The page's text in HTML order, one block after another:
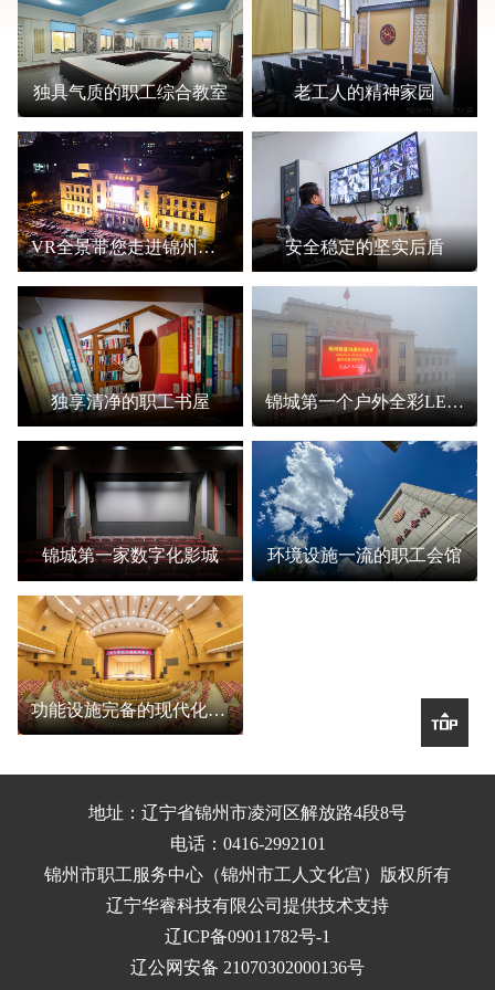

独具气质的职工综合教室 老工人的精神家园
VR全景带您走进锦州市工人文化宫 安全稳定的坚实后盾
独享清净的职工书屋 锦城第一个户外全彩LED屏
锦城第一家数字化影城 环境设施一流的职工会馆
功能设施完备的现代化剧场
地址：辽宁省锦州市凌河区解放路4段8号
电话：0416-2992101
锦州市职工服务中心（锦州市工人文化宫） 版权所有
辽宁华睿科技有限公司提供技术支持
辽ICP备09011782号-1
辽公网安备 21070302000136号